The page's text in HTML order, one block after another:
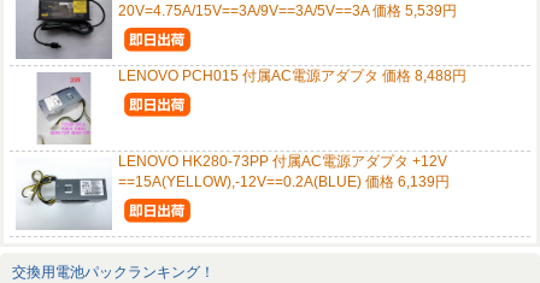
20V=4.75A/15V==3A/9V==3A/5V==3A 価格 5,539円
LENOVO PCH015 付属AC電源アダプタ 価格 8,488円
LENOVO HK280-73PP 付属AC電源アダプタ +12V
==15A(YELLOW),-12V==0.2A(BLUE) 価格 6,139円
交換用電池パックランキング！